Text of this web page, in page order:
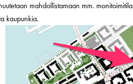
mahdollistamaan mm.
kaupunkia.